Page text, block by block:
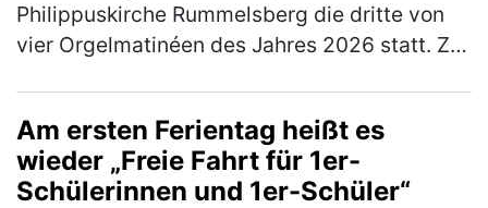
Philippuskirche Rummelsberg die dritte von
vier Orgelmatinéen des Jahres 2026 statt. Zu
Am ersten Ferientag heißt es
wieder „Freie Fahrt für 1er-
Schülerinnen und 1er-Schüler“